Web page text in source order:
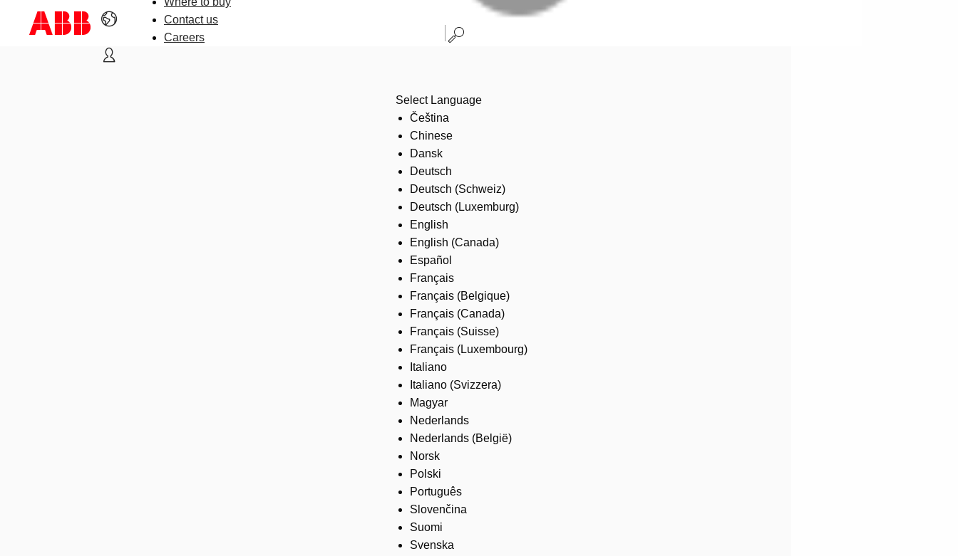
Contact us
Careers
Select Language
Čeština
Chinese
Dansk
Deutsch
Deutsch (Schweiz)
Deutsch (Luxemburg)
English
English (Canada)
Español
Français
Français (Belgique)
Français (Canada)
Français (Suisse)
Français (Luxembourg)
Italiano
Italiano (Svizzera)
Magyar
Nederlands
Nederlands (België)
Norsk
Polski
Português
Slovenčina
Suomi
Svenska